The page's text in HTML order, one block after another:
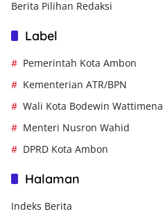
Berita Pilihan Redaksi
Label
Pemerintah Kota Ambon
Kementerian ATR/BPN
Wali Kota Bodewin Wattimena
Menteri Nusron Wahid
DPRD Kota Ambon
Halaman
Indeks Berita